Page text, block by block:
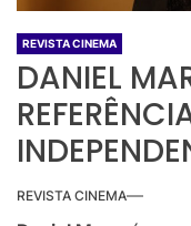
REVISTA CINEMA
DANIEL
REVISTA CINEMA